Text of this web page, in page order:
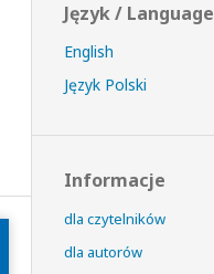
Język / Language
English
Język Polski
Informacje
dla czytelników
dla autorów